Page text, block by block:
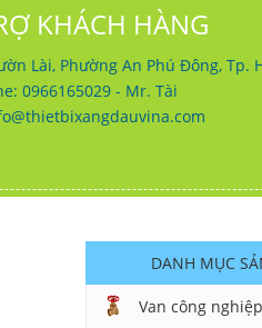
KHÁCH HÀNG
Lài, Phường An Phú Đông, Tp.
0966165029 - Mr. Tài
DANH MỤC
Van công nghiệp